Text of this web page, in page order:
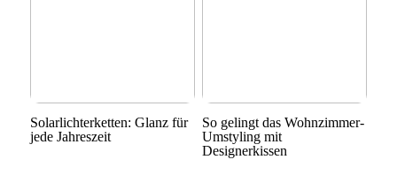
Solarlichterketten: Glanz für
jede Jahreszeit
So gelingt das Wohnzimmer-
Umstyling mit
Designerkissen